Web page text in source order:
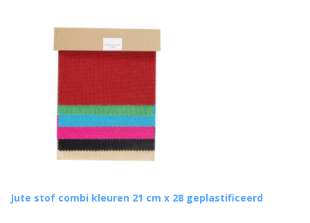
Jute stof combi kleuren 21 cm x 28 geplastificeerd